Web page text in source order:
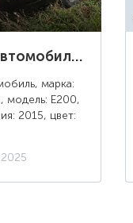
Легковой автомобиль Mercedes-Benz Е200, год изготовления: 2015, цвет: Черный, г/н: Е225КН198
марка:
модель: Е200,
2015, цвет: